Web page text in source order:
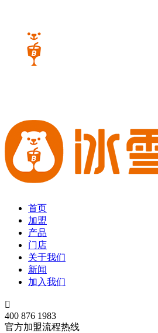
首页
加盟
产品
门店
关于我们
新闻
加入我们

400 876 1983
官方加盟流程热线